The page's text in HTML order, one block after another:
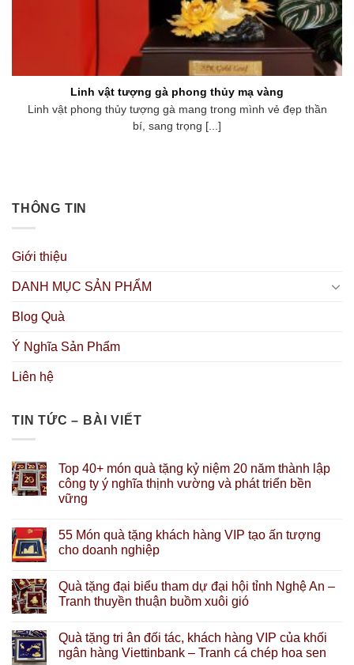
Linh vật tượng gà phong thủy mạ vàng
Linh vật phong thủy tượng gà mang trong mình vẻ đẹp thần
bí, sang trọng [...]
THÔNG TIN
Giới thiệu
DANH MỤC SẢN PHẨM
Blog Quà
Ý Nghĩa Sản Phẩm
Liên hệ
TIN TỨC – BÀI VIẾT
Top 40+ món quà tặng kỷ niệm 20 năm thành lập
công ty ý nghĩa thịnh vường và phát triển bền
vững
55 Món quà tặng khách hàng VIP tạo ấn tượng
cho doanh nghiệp
Quà tặng đại biểu tham dự đại hội tỉnh Nghệ An –
Tranh thuyền thuận buồm xuôi gió
Quà tặng tri ân đối tác, khách hàng VIP của khối
ngân hàng Viettinbank – Tranh cá chép hoa sen